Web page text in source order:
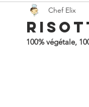
Entrée, apéro &Chef Elix
100% végétale,